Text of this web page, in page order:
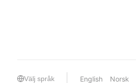
Välj språk English Norsk